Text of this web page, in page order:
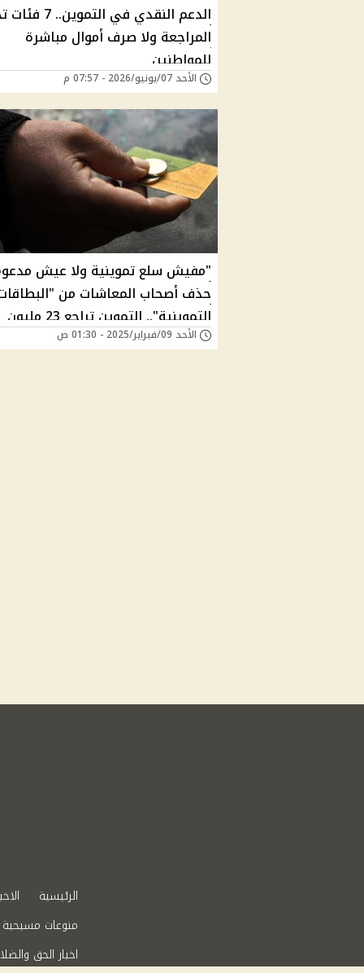
الدعم النقدي في
المراجعة ولا صرف أموال مباشرة
للمواطنين
الأحد 07/يونيو/2026 - 07:57 م
"مفيش سلع تموينية ولا عيش
حذف أصحاب المعاشات من
التموينية".. التموين تراجع 23 مليون
بطاقة وتضيف معايير جديدة لتنقية
الأحد 09/فبراير/2025 - 01:30 ص
الرئيسية
منوعات مسيحية
اخبار الحق